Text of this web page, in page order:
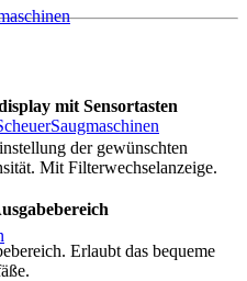
mit Sensortasten
der gewünschten
Mit Filterwechselanzeige.
Erlaubt das bequeme